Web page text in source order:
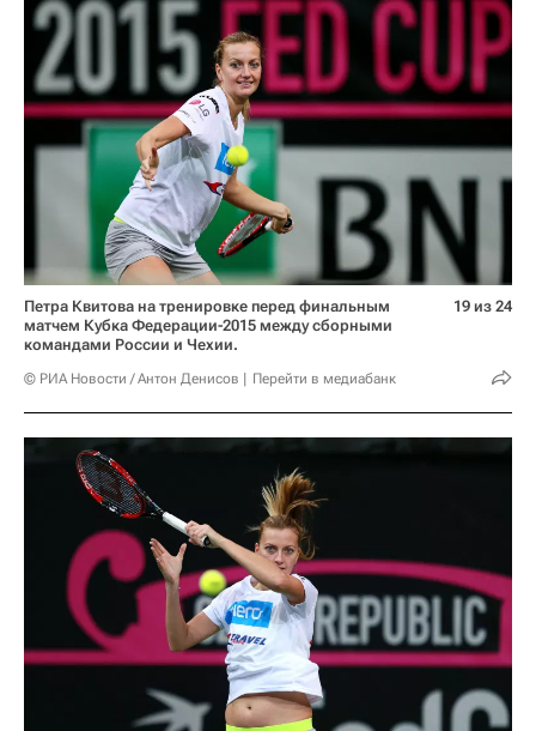
Петра Квитова на тренировке перед финальным
матчем Кубка Федерации-2015 между сборными
командами России и Чехии.
© РИА Новости / Антон Денисов Перейти в медиабанк
19 из 24